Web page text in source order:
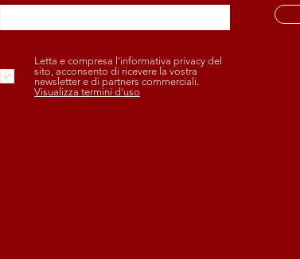
Letta e compresa l'informativa privacy del
sito, acconsento di ricevere la vostra
newsletter e di partners commerciali.
Visualizza termini d'uso